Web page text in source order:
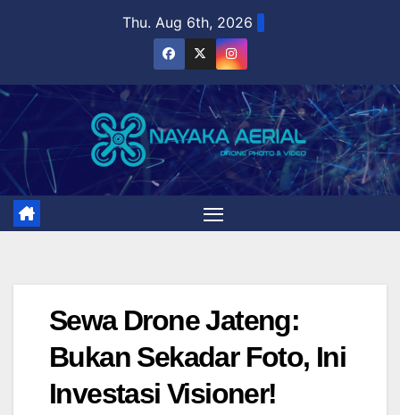
Thu. Aug 6th, 2026
Sewa Drone Jateng:
Bukan Sekadar Foto, Ini
Investasi Visioner!